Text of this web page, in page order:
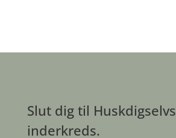
Slut dig til Huskdigselvs
inderkreds.